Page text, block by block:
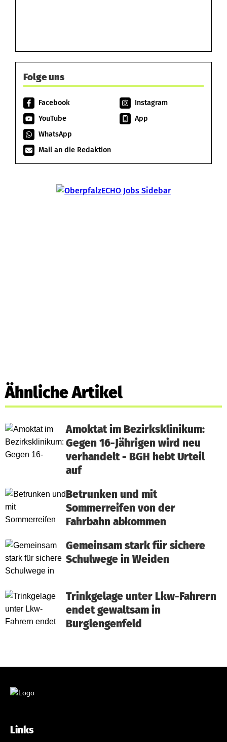
Folge uns
Facebook
Instagram
YouTube
App
WhatsApp
Mail an die Redaktion
Ähnliche Artikel
Amoktat im Bezirksklinikum:
Gegen 16-Jährigen wird neu
verhandelt - BGH hebt Urteil
auf
Betrunken und mit
Sommerreifen von der
Fahrbahn abkommen
Gemeinsam stark für sichere
Schulwege in Weiden
Trinkgelage unter Lkw-Fahrern
endet gewaltsam in
Burglengenfeld
Links